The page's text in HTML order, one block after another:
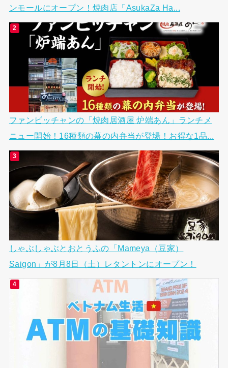
ンモールにオープン！焼肉店「AsukaZa Ha...
ファンビッチャンの「焼肉居酒屋 炉端あん」ランチメ
ニュー開始！16種類の幕の内弁当が登場！お得な1品...
しゃぶしゃぶとおとうふの「Mameya（豆家）
Saigon」が8月8日（土）レタントンにオープン！